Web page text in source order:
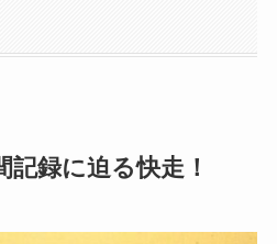
録に迫る快走！